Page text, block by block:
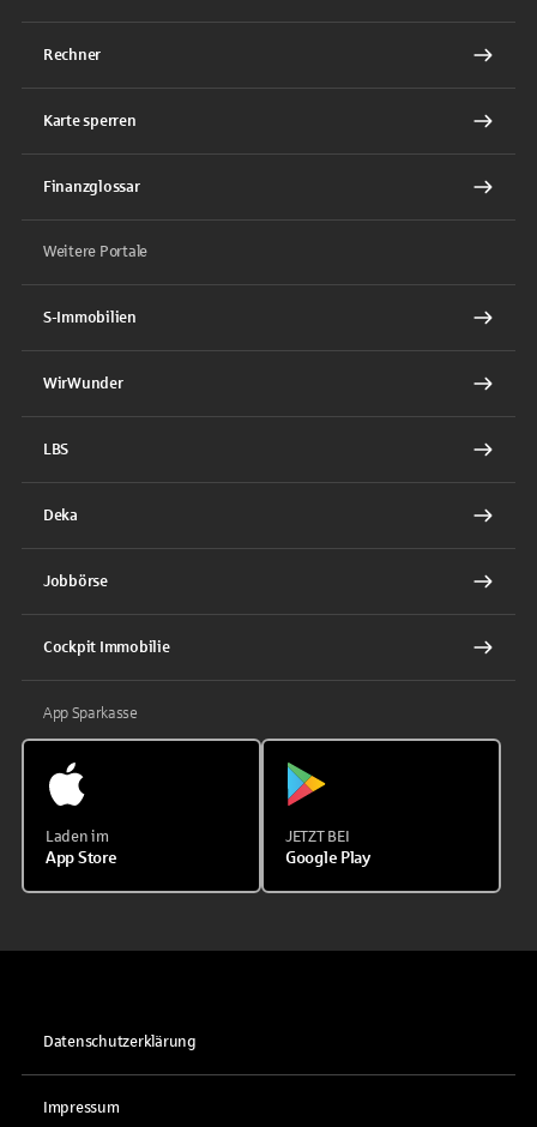
Rechner
Karte sperren
Finanzglossar
Weitere Portale
S-Immobilien
WirWunder
LBS
Deka
Jobbörse
Cockpit Immobilie
App Sparkasse
Laden im
App Store
JETZT BEI
Google Play
Datenschutzerklärung
Impressum